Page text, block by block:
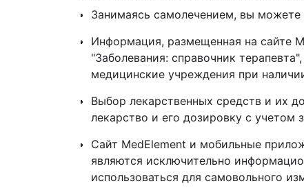
Занимаясь самолечением, вы
Информация, размещенная на сайте
"Заболевания: справочник
медицинские учреждения при
Выбор лекарственных средств и их
лекарство и его дозировку с учетом
Сайт MedElement и мобильные
являются исключительно
использоваться для самовольного